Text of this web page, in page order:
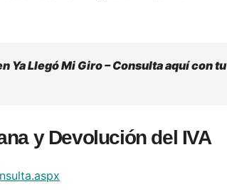
Ya Llegó Mi Giro – Consulta aquí con tu
y Devolución del IVA